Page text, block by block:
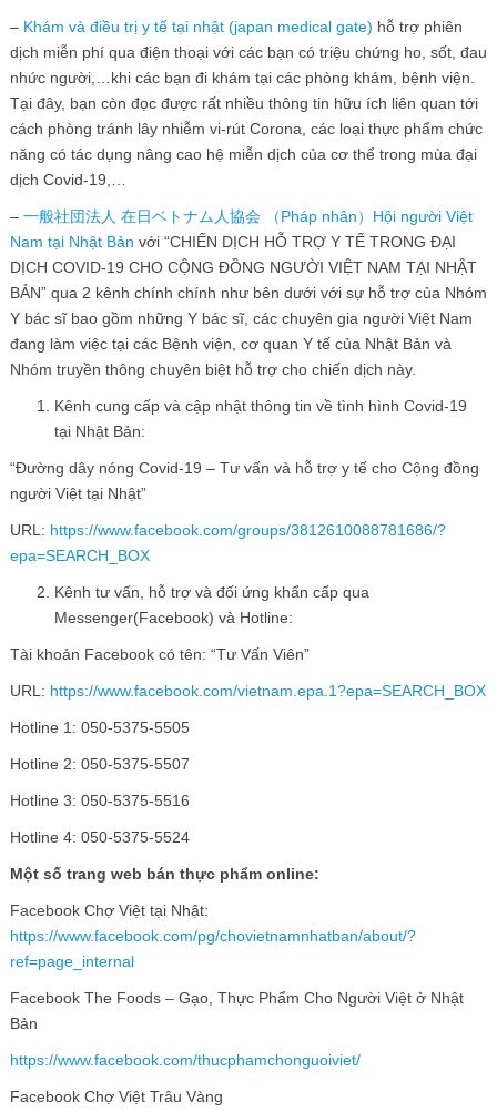
–Khám và điều trị y tế tại nhật (japan medical gate) hỗ trợ phiên
dịch miễn phí qua điện thoại với các bạn có triệu chứng ho, sốt, đau
nhức người,…khi các bạn đi khám tại các phòng khám, bệnh viện.
Tại đây, bạn còn đọc được rất nhiều thông tin hữu ích liên quan tới
cách phòng tránh lây nhiễm vi-rút Corona, các loại thực phẩm chức
năng có tác dụng nâng cao hệ miễn dịch của cơ thể trong mùa đại
dịch Covid-19,…
–一般社団法人 在日ベトナム人協会 （Pháp nhân）Hội người Việt
Nam tại Nhật Bản với “CHIẾN DỊCH HỖ TRỢ Y TẾ TRONG ĐẠI
DỊCH COVID-19 CHO CỘNG ĐỒNG NGƯỜI VIỆT NAM TẠI NHẬT
BẢN” qua 2 kênh chính chính như bên dưới với sự hỗ trợ của Nhóm
Y bác sĩ bao gồm những Y bác sĩ, các chuyên gia người Việt Nam
đang làm việc tại các Bệnh viện, cơ quan Y tế của Nhật Bản và
Nhóm truyền thông chuyên biệt hỗ trợ cho chiến dịch này.
Kênh cung cấp và cập nhật thông tin về tình hình Covid-19
tại Nhật Bản:
“Đường dây nóng Covid-19 – Tư vấn và hỗ trợ y tế cho Cộng đồng
người Việt tại Nhật”
URL: https://www.facebook.com/groups/3812610088781686/?
epa=SEARCH_BOX
Kênh tư vấn, hỗ trợ và đối ứng khẩn cấp qua
Messenger(Facebook) và Hotline:
Tài khoản Facebook có tên: “Tư Vấn Viên”
URL: https://www.facebook.com/vietnam.epa.1?epa=SEARCH_BOX
Hotline 1: 050-5375-5505
Hotline 2: 050-5375-5507
Hotline 3: 050-5375-5516
Hotline 4: 050-5375-5524
Một số trang web bán thực phẩm online:
Facebook Chợ Việt tại Nhật:
https://www.facebook.com/pg/chovietnamnhatban/about/?
ref=page_internal
Facebook The Foods – Gạo, Thực Phẩm Cho Người Việt ở Nhật
Bản
https://www.facebook.com/thucphamchonguoiviet/
Facebook Chợ Việt Trâu Vàng